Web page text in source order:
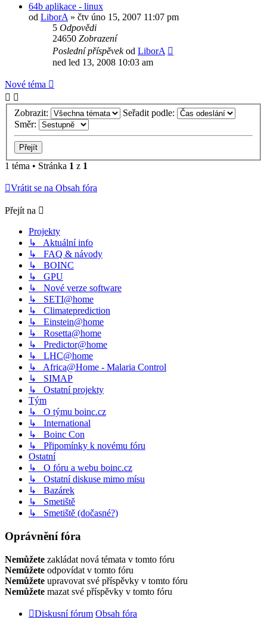
64b aplikace - linux
od LiborA » čtv úno 15, 2007 11:07 pm
5 Odpovědi
24650 Zobrazení
Poslední příspěvekod LiborA
ned led 13, 2008 10:03 am
Nové téma
Zobrazit:
Seřadit podle:
Směr:
1 téma • Stránka 1 z 1
Vrátit se na Obsah fóra
Přejít na
Projekty
↳ Aktuální info
↳ FAQ & návody
↳ BOINC
↳ GPU
↳ Nové verze software
↳ SETI@home
↳ Climateprediction
↳ Einstein@home
↳ Rosetta@home
↳ Predictor@home
↳ LHC@home
↳ Africa@Home - Malaria Control
↳ SIMAP
↳ Ostatní projekty
Tým
↳ O týmu boinc.cz
↳ International
↳ Boinc Con
↳ Připomínky k novému fóru
Ostatní
↳ O fóru a webu boinc.cz
↳ Ostatní diskuse mimo mísu
↳ Bazárek
↳ Smetiště
↳ Smetiště (dočasné?)
Oprávnění fóra
Nemůžete zakládat nová témata v tomto fóru
Nemůžete odpovídat v tomto fóru
Nemůžete upravovat své příspěvky v tomto fóru
Nemůžete mazat své příspěvky v tomto fóru
Diskusní fórum Obsah fóra